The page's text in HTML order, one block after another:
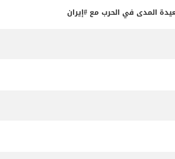
المدى في الحرب مع #إيران